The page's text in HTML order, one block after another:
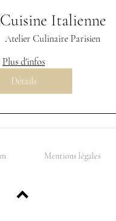
Italienne
Atelier Culinaire Parisien
Plus d'infos
Détails
Mentions légales